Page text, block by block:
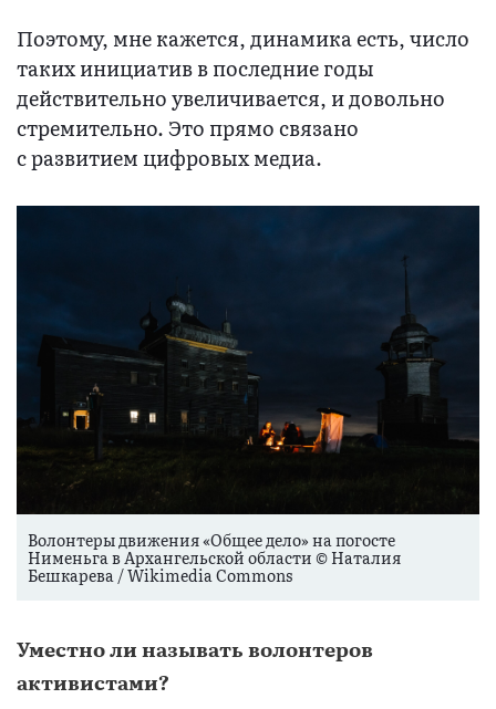
Поэтому, мне кажется, динамика есть, число
таких инициатив в последние годы
действительно увеличивается, и довольно
стремительно. Это прямо связано
с развитием цифровых медиа.
Волонтеры движения «Общее дело» на погосте
Нименьга в Архангельской области © Наталия
Бешкарева / Wikimedia Commons
Уместно ли называть волонтеров
активистами?